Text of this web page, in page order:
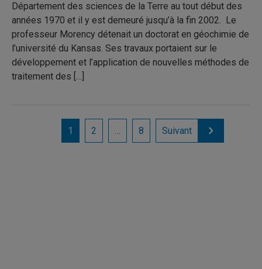
Département des sciences de la Terre au tout début des
années 1970 et il y est demeuré jusqu’à la fin 2002. Le
professeur Morency détenait un doctorat en géochimie de
l’université du Kansas. Ses travaux portaient sur le
développement et l’application de nouvelles méthodes de
traitement des […]
1 2 … 8 Suivant